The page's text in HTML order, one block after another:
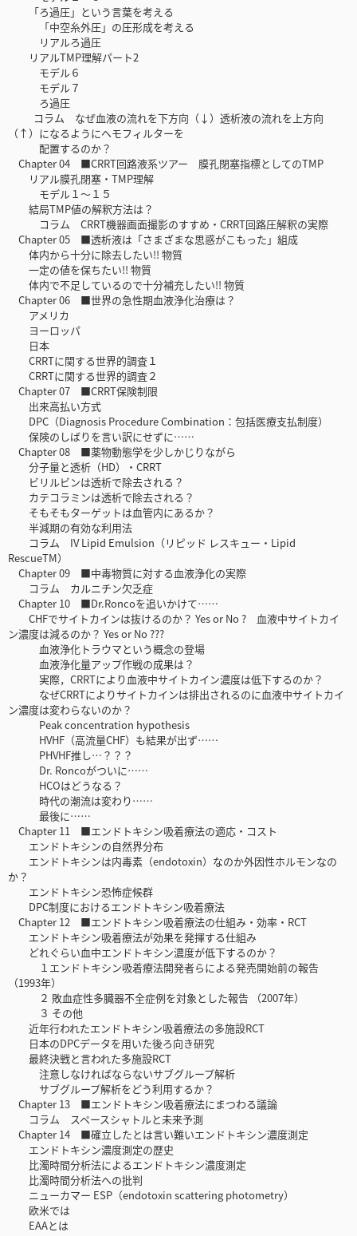
「ろ過圧」という言葉を考える
「中空糸外圧」の圧形成を考える
リアルろ過圧
リアルTMP理解パート2
モデル６
モデル７
ろ過圧
コラム なぜ血液の流れを下方向（↓）透析液の流れを上方向
（↑）になるようにヘモフィルターを
配置するのか？
Chapter 04 ■CRRT回路液系ツアー 膜孔閉塞指標としてのTMP
リアル膜孔閉塞・TMP理解
モデル１〜１５
結局TMP値の解釈方法は？
コラム CRRT機器画面撮影のすすめ・CRRT回路圧解釈の実際
Chapter 05 ■透析液は「さまざまな思惑がこもった」組成
体内から十分に除去したい!! 物質
一定の値を保ちたい!! 物質
体内で不足しているので十分補充したい!! 物質
Chapter 06 ■世界の急性期血液浄化治療は？
アメリカ
ヨーロッパ
日本
CRRTに関する世界的調査１
CRRTに関する世界的調査２
Chapter 07 ■CRRT保険制限
出来高払い方式
DPC（Diagnosis Procedure Combination：包括医療支払制度）
保険のしばりを言い訳にせずに……
Chapter 08 ■薬物動態学を少しかじりながら
分子量と透析（HD）・CRRT
ビリルビンは透析で除去される？
カテコラミンは透析で除去される？
そもそもターゲットは血管内にあるか？
半減期の有効な利用法
コラム IV Lipid Emulsion（リピッド レスキュー・Lipid
RescueTM）
Chapter 09 ■中毒物質に対する血液浄化の実際
コラム カルニチン欠乏症
Chapter 10 ■Dr.Roncoを追いかけて……
CHFでサイトカインは抜けるのか？ Yes or No ? 血液中サイトカイ
ン濃度は減るのか？ Yes or No ???
血液浄化トラウマという概念の登場
血液浄化量アップ作戦の成果は？
実際，CRRTにより血液中サイトカイン濃度は低下するのか？
なぜCRRTによりサイトカインは排出されるのに血液中サイトカイ
ン濃度は変わらないのか？
Peak concentration hypothesis
HVHF（高流量CHF）も結果が出ず……
PHVHF推し…？？？
Dr. Roncoがついに……
HCOはどうなる？
時代の潮流は変わり……
最後に……
Chapter 11 ■エンドトキシン吸着療法の適応・コスト
エンドトキシンの自然界分布
エンドトキシンは内毒素（endotoxin）なのか外因性ホルモンなの
か？
エンドトキシン恐怖症候群
DPC制度におけるエンドトキシン吸着療法
Chapter 12 ■エンドトキシン吸着療法の仕組み・効率・RCT
エンドトキシン吸着療法が効果を発揮する仕組み
どれぐらい血中エンドトキシン濃度が低下するのか？
１エンドトキシン吸着療法開発者らによる発売開始前の報告
（1993年）
２ 敗血症性多臓器不全症例を対象とした報告 （2007年）
３ その他
近年行われたエンドトキシン吸着療法の多施設RCT
日本のDPCデータを用いた後ろ向き研究
最終決戦と言われた多施設RCT
注意しなければならないサブグループ解析
サブグループ解析をどう利用するか？
Chapter 13 ■エンドトキシン吸着療法にまつわる議論
コラム スペースシャトルと未来予測
Chapter 14 ■確立したとは言い難いエンドトキシン濃度測定
エンドトキシン濃度測定の歴史
比濁時間分析法によるエンドトキシン濃度測定
比濁時間分析法への批判
ニューカマー ESP（endotoxin scattering photometry）
欧米では
EAAとは